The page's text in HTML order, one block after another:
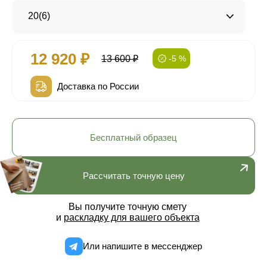
20(6)
12 920 ₽ 13 600 ₽ -5 %
Доставка по России
Рассчитать точную цену
Вы получите точную смету
и раскладку для вашего объекта
Или напишите в мессенджер
Бесплатный образец